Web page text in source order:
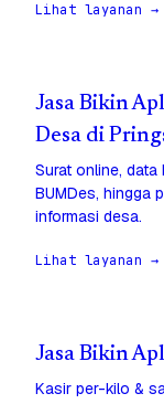
Lihat layanan →
Jasa Bikin
Desa di
Surat online, data
BUMDes, hingga
informasi desa.
Lihat layanan →
Jasa Bikin
Kasir per-kilo &